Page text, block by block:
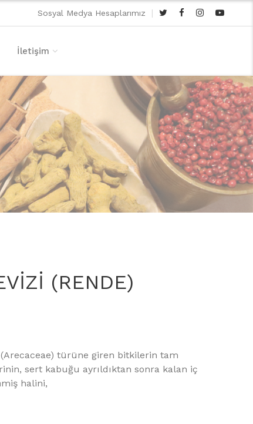
Sosyal Medya Hesaplarımız |
İletişim
(RENDE)
türüne giren bitkilerin tam
sert kabuğu ayrıldıktan sonra kalan iç
halini,